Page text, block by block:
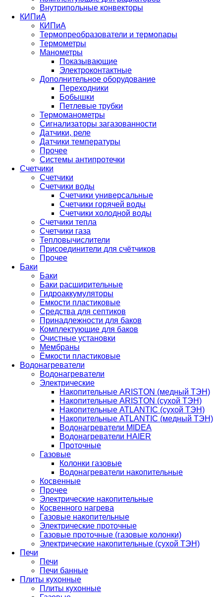
Внутрипольные конвекторы
КИПиА
КИПиА
Термопреобразователи и термопары
Термометры
Манометры
Показывающие
Электроконтактные
Дополнительное оборудование
Переходники
Бобышки
Петлевые трубки
Термоманометры
Сигнализаторы загазованности
Датчики, реле
Датчики температуры
Прочее
Системы антипротечки
Счетчики
Счетчики
Счетчики воды
Счетчики универсальные
Счетчики горячей воды
Счетчики холодной воды
Счетчики тепла
Счетчики газа
Тепловычислители
Присоединители для счётчиков
Прочее
Баки
Баки
Баки расширительные
Гидроаккумуляторы
Емкости пластиковые
Средства для септиков
Принадлежности для баков
Комплектующие для баков
Очистные установки
Мембраны
Ёмкости пластиковые
Водонагреватели
Водонагреватели
Электрические
Накопительные ARISTON (медный ТЭН)
Накопительные ARISTON (сухой ТЭН)
Накопительные ATLANTIC (сухой ТЭН)
Накопительные ATLANTIC (медный ТЭН)
Водонагреватели MIDEA
Водонагреватели HAIER
Проточные
Газовые
Колонки газовые
Водонагреватели накопительные
Косвенные
Прочее
Электрические накопительные
Косвенного нагрева
Газовые накопительные
Электрические проточные
Газовые проточные (газовые колонки)
Электрические накопительные (сухой ТЭН)
Печи
Печи
Печи банные
Плиты кухонные
Плиты кухонные